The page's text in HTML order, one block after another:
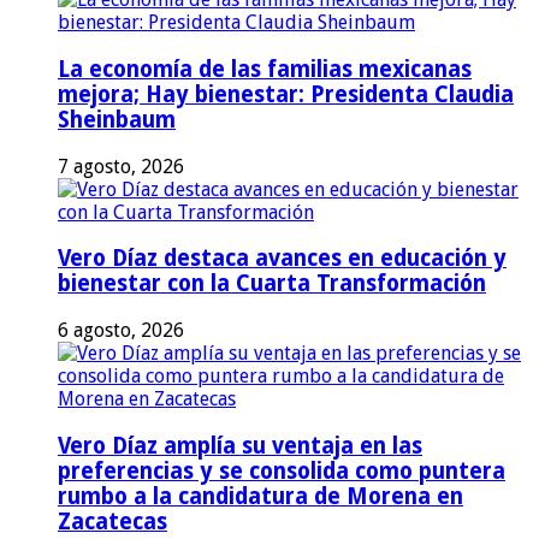
La economía de las familias mexicanas
mejora; Hay bienestar: Presidenta Claudia
Sheinbaum
7 agosto, 2026
Vero Díaz destaca avances en educación y
bienestar con la Cuarta Transformación
6 agosto, 2026
Vero Díaz amplía su ventaja en las
preferencias y se consolida como puntera
rumbo a la candidatura de Morena en
Zacatecas